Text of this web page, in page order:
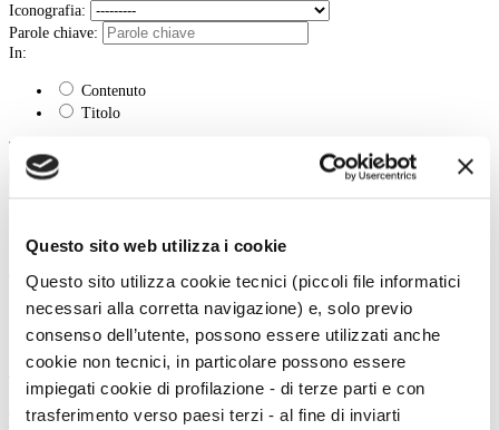
Questo sito web utilizza i cookie
Questo sito utilizza cookie tecnici (piccoli file informatici
necessari alla corretta navigazione) e, solo previo
consenso dell’utente, possono essere utilizzati anche
cookie non tecnici, in particolare possono essere
impiegati cookie di profilazione - di terze parti e con
trasferimento verso paesi terzi - al fine di inviarti
Iconografia:
Parole chiave:
In:
Contenuto
Titolo
Tipo:
Cerca
Art History è la sezione di Artedossier.it dedicata ai grandi artisti del passato
e ai loro capolavori.
Una straordinaria occasione per incontrare i grandi maestri d'arte, conoscere
la loro vita, gli eventi e gli incontri che hanno segnato la loro esistenza.
Twitter
Tweets di @artedossier